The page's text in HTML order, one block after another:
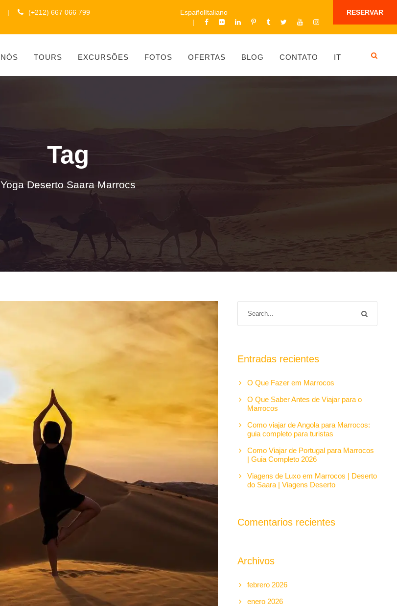
| (+212) 667 066 799 RESERVAR
EspañolItaliano
NÓS TOURS EXCURSÕES FOTOS OFERTAS BLOG CONTATO IT
Tag
Yoga Deserto Saara Marrocs
Entradas recientes
O Que Fazer em Marrocos
O Que Saber Antes de Viajar para o
Marrocos
Como viajar de Angola para Marrocos:
guia completo para turistas
Como Viajar de Portugal para Marrocos
| Guia Completo 2026
Viagens de Luxo em Marrocos | Deserto
do Saara | Viagens Deserto
Comentarios recientes
Archivos
febrero 2026
enero 2026